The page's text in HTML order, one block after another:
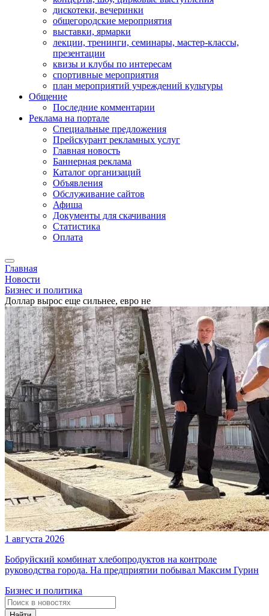
дискотеки, вечеринки
общегородские мероприятия
выставки, ярмарки
лекции, тренинги, семинары, мастер-классы,
презентации
квизы и клубы по интересам
спортивные мероприятия
план мероприятий учреждений культуры
Общение
Последние комментарии
Реклама на портале
Специальные предложения
Прейскурант рекламных услуг
Главная новость
Баннерная реклама
Каталог организаций
Объявления
Обслуживание сайтов
Афиша
Документы для скачивания
Статистика
Оплата
Главная
Новости
Бизнес и политика
Доллар вырос еще сильнее, евро не
1 августа 2026
Бобруйский комбинат хлебопродуктов на контроле
руководства города. На предприятии побывал Максим Гурин
Бизнес и политика